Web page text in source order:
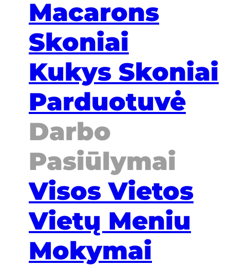
Macarons
Skoniai
Kukys Skoniai
Parduotuvė
Darbo
Pasiūlymai
Visos Vietos
Vietų Meniu
Mokymai